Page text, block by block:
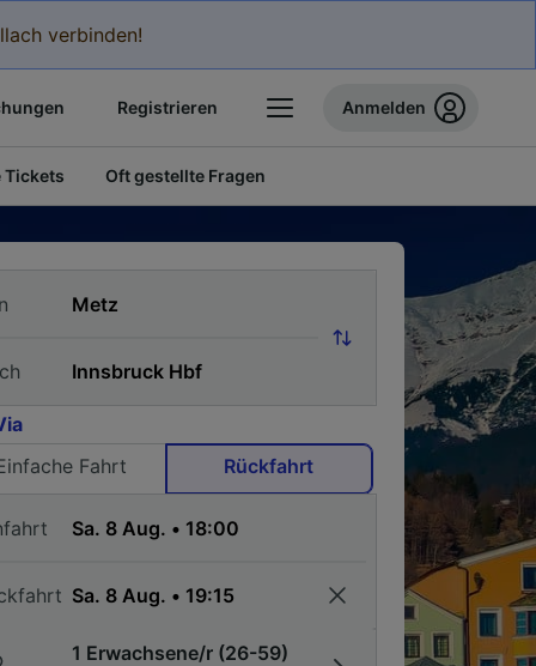
verbinden!
Registrieren Anmelden
Tickets Oft gestellte Fragen
Fahrt
Rückfahrt
1 Erwachsene/r (26-59)